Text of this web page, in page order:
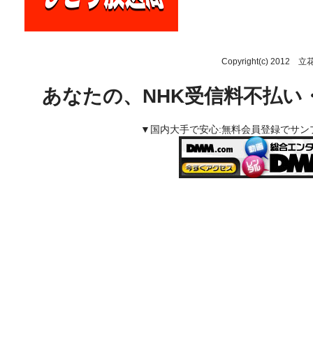
Copyright(c) 2012 立
あなたの、NHK受信料不払
▼国内大手で安心:無料会員登録でサ